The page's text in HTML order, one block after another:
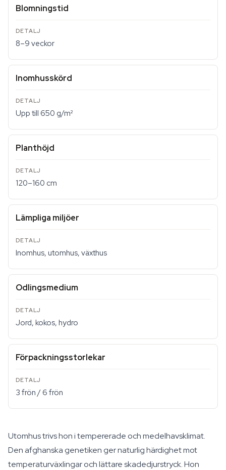
Blomningstid
8–9 veckor
Inomhusskörd
Upp till 650 g/m²
Planthöjd
120–160 cm
Lämpliga miljöer
Inomhus, utomhus, växthus
Odlingsmedium
Jord, kokos, hydro
Förpackningsstorlekar
3 frön / 6 frön
Utomhus trivs hon i tempererade och medelhavsklimat.
Den afghanska genetiken ger naturlig härdighet mot
temperaturväxlingar och lättare skadedjurstryck. Hon